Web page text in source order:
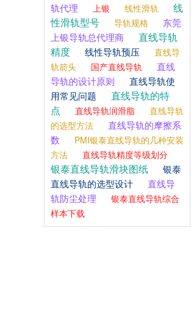
轨代理
上银 线性滑轨
线
性滑轨型号
导轨规格
东莞
上银导轨总代理商
直线导轨
精度
线性导轨预压
直线导
轨箭头
国产直线导轨
直线
导轨的设计原则
直线导轨使
用常见问题
直线导轨的特
点
直线导轨润滑脂
直线导轨
的选型方法
直线导轨的摩擦系
数
PMI银泰直线导轨的几种安装
方法
直线导轨精度等级划分
银泰直线导轨滑块图纸
银泰
直线导轨的选型设计
直线导
轨防尘处理
银泰直线导轨综合
样本下载